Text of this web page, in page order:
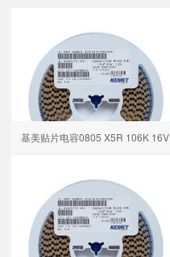
基美贴片电容0805 X5R 106K 16V